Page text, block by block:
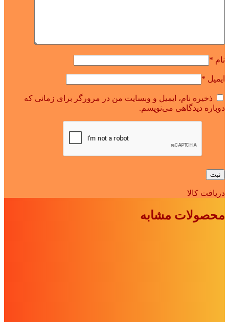
نام *
ایمیل *
ذخیره نام، ایمیل و وبسایت من در مرورگر برای زمانی که
دوباره دیدگاهی می‌نویسم.
دریافت کالا
محصولات مشابه